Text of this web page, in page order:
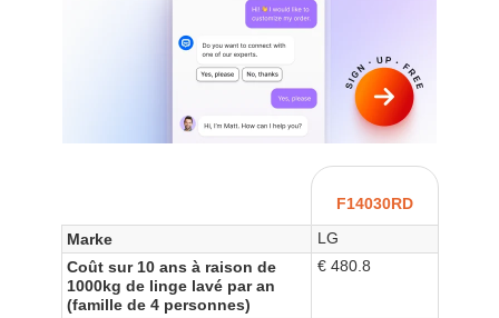
F14030RD
Marke
LG
Coût sur 10 ans à raison de
1000kg de linge lavé par an
(famille de 4 personnes)
€ 480.8